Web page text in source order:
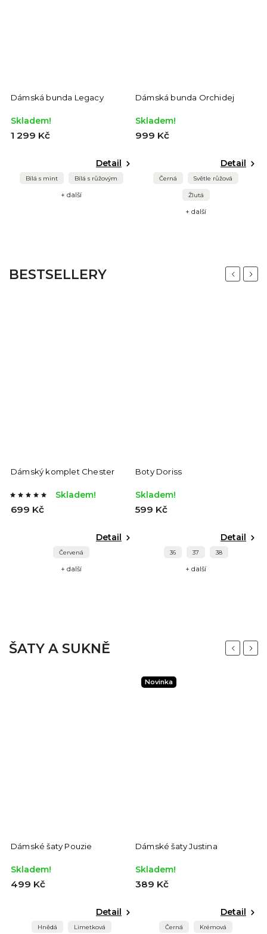
Dámská bunda Legacy
Skladem!
1 299 Kč
Detail
Bílá s mint Bílá s růžovým
+ další
Dámská bunda Orchidej
Skladem!
999 Kč
Detail
Černá Světle růžová
Žlutá
+ další
BESTSELLERY Previous
Dámský komplet Chester
Skladem!
699 Kč
Detail
Červená
+ další
Boty Doriss
Skladem!
599 Kč
Detail
36 37 38
+ další
Next
ŠATY A SUKNĚ Previous
Dámské šaty Pouzie
Skladem!
499 Kč
Detail
Hnědá Limetková
Novinka
Dámské šaty Justina
Skladem!
389 Kč
Detail
Černá Krémová
Next